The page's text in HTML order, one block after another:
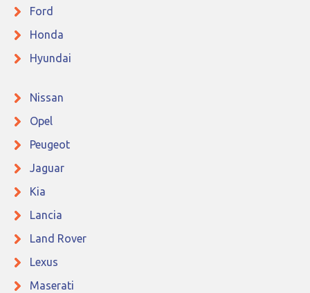
Ford
Honda
Hyundai
Nissan
Opel
Peugeot
Jaguar
Kia
Lancia
Land Rover
Lexus
Maserati